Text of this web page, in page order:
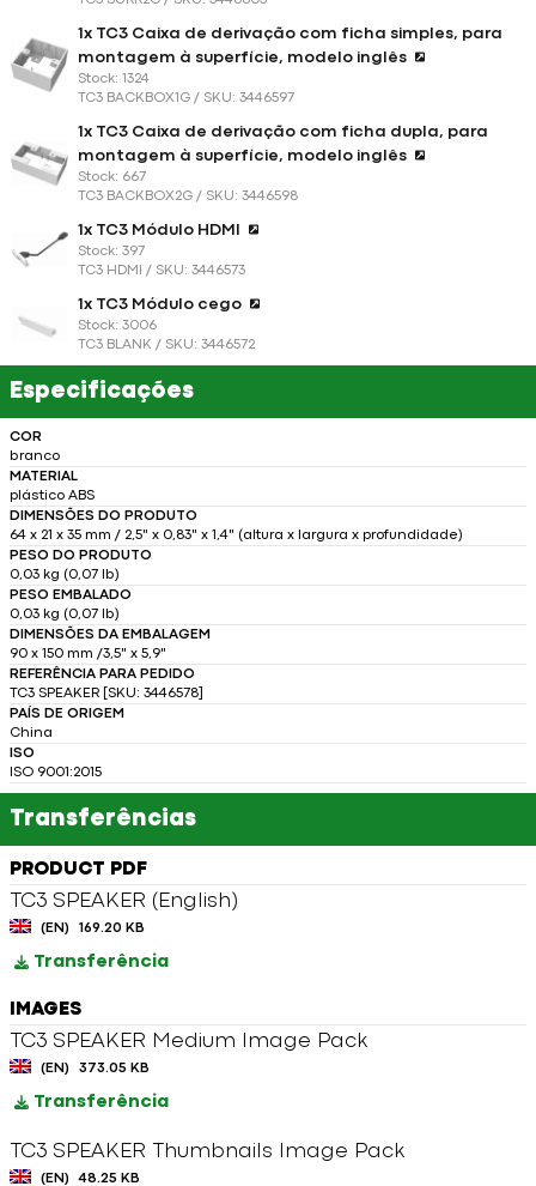
1x TC3 Caixa de derivação com ficha simples, para
montagem à superfície, modelo inglês
Stock: 1324
TC3 BACKBOX1G / SKU: 3446597
1x TC3 Caixa de derivação com ficha dupla, para
montagem à superfície, modelo inglês
Stock: 667
TC3 BACKBOX2G / SKU: 3446598
1x TC3 Módulo HDMI
Stock: 397
TC3 HDMI / SKU: 3446573
1x TC3 Módulo cego
Stock: 3006
TC3 BLANK / SKU: 3446572
Especificações
COR
branco
MATERIAL
plástico ABS
DIMENSÕES DO PRODUTO
64 x 21 x 35 mm / 2,5" x 0,83" x 1,4" (altura x largura x profundidade)
PESO DO PRODUTO
0,03 kg (0,07 lb)
PESO EMBALADO
0,03 kg (0,07 lb)
DIMENSÕES DA EMBALAGEM
90 x 150 mm /3,5" x 5,9"
REFERÊNCIA PARA PEDIDO
TC3 SPEAKER [SKU: 3446578]
PAÍS DE ORIGEM
China
ISO
ISO 9001:2015
Transferências
PRODUCT PDF
TC3 SPEAKER (English)
(EN) 169.20 KB
Transferência
IMAGES
TC3 SPEAKER Medium Image Pack
(EN) 373.05 KB
Transferência
TC3 SPEAKER Thumbnails Image Pack
(EN) 48.25 KB